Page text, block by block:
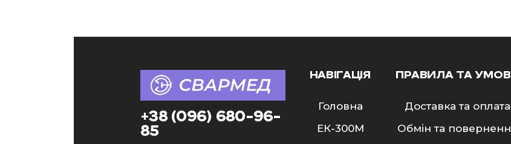
+38 (096) 680-96-
85
НАВІГАЦІЯ
Головна
ЕК-300M
ПРАВИЛА ТА
Доставка та оплата
Обмін та